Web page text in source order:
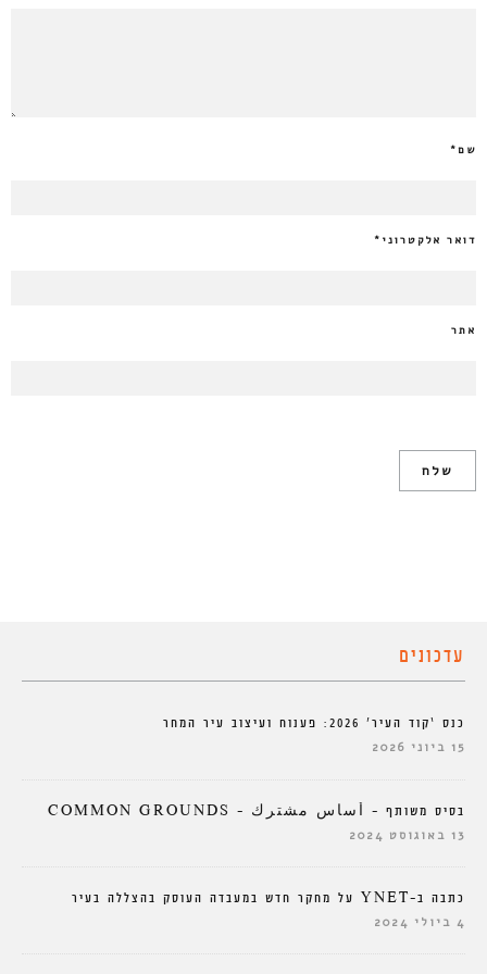
שם*
דואר אלקטרוני *
אתר
עדכונים
כנס ‘קוד העיר’ 2026: פענוח ועיצוב עיר המחר
15 ביוני 2026
בסיס משותף – أساس مشترك – COMMON GROUNDS
13 באוגוסט 2024
כתבה ב-YNET על מחקר חדש במעבדה העוסק בהצללה בעיר
4 ביולי 2024